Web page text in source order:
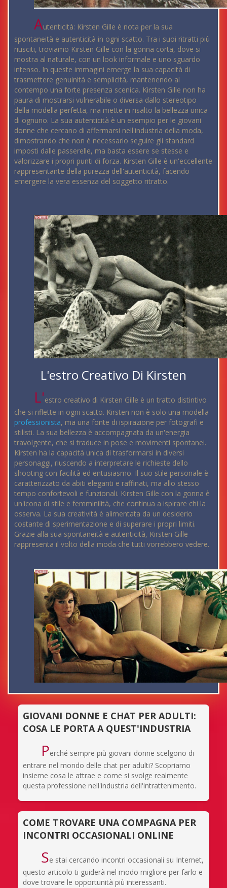
Autenticità: Kirsten Gille è nota per la sua
spontaneità e autenticità in ogni scatto. Tra i suoi ritratti più
riusciti, troviamo Kirsten Gille con la gonna corta, dove si
mostra al naturale, con un look informale e uno sguardo
intenso. In queste immagini emerge la sua capacità di
trasmettere genuinità e semplicità, mantenendo al
contempo una forte presenza scenica. Kirsten Gille non ha
paura di mostrarsi vulnerabile o diversa dallo stereotipo
della modella perfetta, ma mette in risalto la bellezza unica
di ognuno. La sua autenticità è un esempio per le giovani
donne che cercano di affermarsi nell'industria della moda,
dimostrando che non è necessario seguire gli standard
imposti dalle passerelle, ma basta essere se stesse e
valorizzare i propri punti di forza. Kirsten Gille è un'eccellente
rappresentante della purezza dell'autenticità, facendo
emergere la vera essenza del soggetto ritratto.
L'estro Creativo Di Kirsten
L'estro creativo di Kirsten Gille è un tratto distintivo
che si riflette in ogni scatto. Kirsten non è solo una modella
professionista, ma una fonte di ispirazione per fotografi e
stilisti. La sua bellezza è accompagnata da un'energia
travolgente, che si traduce in pose e movimenti spontanei.
Kirsten ha la capacità unica di trasformarsi in diversi
personaggi, riuscendo a interpretare le richieste dello
shooting con facilità ed entusiasmo. Il suo stile personale è
caratterizzato da abiti eleganti e raffinati, ma allo stesso
tempo confortevoli e funzionali. Kirsten Gille con la gonna è
un'icona di stile e femminilità, che continua a ispirare chi la
osserva. La sua creatività è alimentata da un desiderio
costante di sperimentazione e di superare i propri limiti.
Grazie alla sua spontaneità e autenticità, Kirsten Gille
rappresenta il volto della moda che tutti vorrebbero vedere.
GIOVANI DONNE E CHAT PER ADULTI:
COSA LE PORTA A QUEST'INDUSTRIA
Perché sempre più giovani donne scelgono di
entrare nel mondo delle chat per adulti? Scopriamo
insieme cosa le attrae e come si svolge realmente
questa professione nell'industria dell'intrattenimento.
COME TROVARE UNA COMPAGNA PER
INCONTRI OCCASIONALI ONLINE
Se stai cercando incontri occasionali su Internet,
questo articolo ti guiderà nel modo migliore per farlo e
dove trovare le opportunità più interessanti.